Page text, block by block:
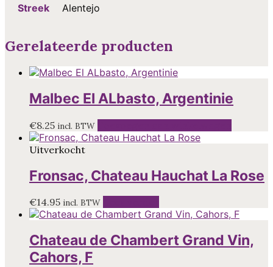
Streek Alentejo
Gerelateerde producten
Malbec El ALbasto, Argentinie
€8.25 incl. BTW
Uitverkocht
Fronsac, Chateau Hauchat La Rose
€14.95 incl. BTW
Chateau de Chambert Grand Vin,
Cahors, F